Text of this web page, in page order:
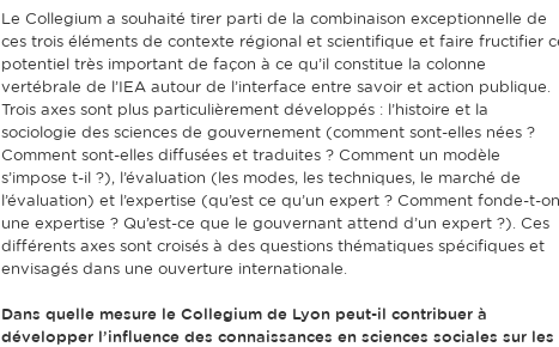
Le Collegium a souhaité tirer parti de la combinaison exceptionnelle de
ces trois éléments de contexte régional et scientifique et faire fructifier
potentiel très important de façon à ce qu’il constitue la colonne
vertébrale de l’IEA autour de l’interface entre savoir et action publique.
Trois axes sont plus particulièrement développés : l’histoire et la
sociologie des sciences de gouvernement (comment sont-elles nées ?
Comment sont-elles diffusées et traduites ? Comment un modèle
s’impose t-il ?), l’évaluation (les modes, les techniques, le marché de
l’évaluation) et l’expertise (qu’est ce qu’un expert ? Comment fonde-t-on
une expertise ? Qu’est-ce que le gouvernant attend d’un expert ?). Ces
différents axes sont croisés à des questions thématiques spécifiques et
envisagés dans une ouverture internationale.
Dans quelle mesure le Collegium de Lyon peut-il contribuer à
développer l’influence des connaissances en sciences sociales sur les